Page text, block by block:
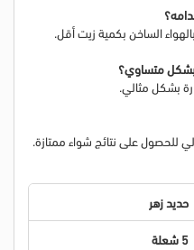
بشكل مثالي.
للحصول على نتائج شواء ممتازة.
حديد زهر
5 شعلة